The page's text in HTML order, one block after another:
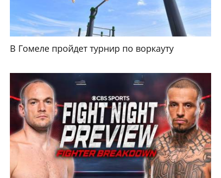
В Гомеле пройдет турнир по воркауту